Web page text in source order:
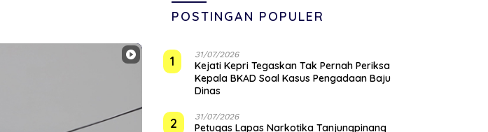
POSTINGAN POPULER
1 31/07/2026
Kejati Kepri Tegaskan Tak Pernah Periksa
Kepala BKAD Soal Kasus Pengadaan Baju
Dinas
2 31/07/2026
Petugas Lapas Narkotika Tanjungpinang